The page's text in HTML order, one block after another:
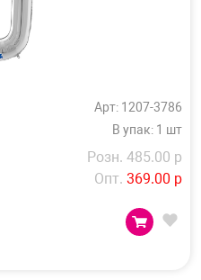
Арт: 1207-3786
В упак: 1 шт
Розн. 485.00 р
Опт. 369.00 р